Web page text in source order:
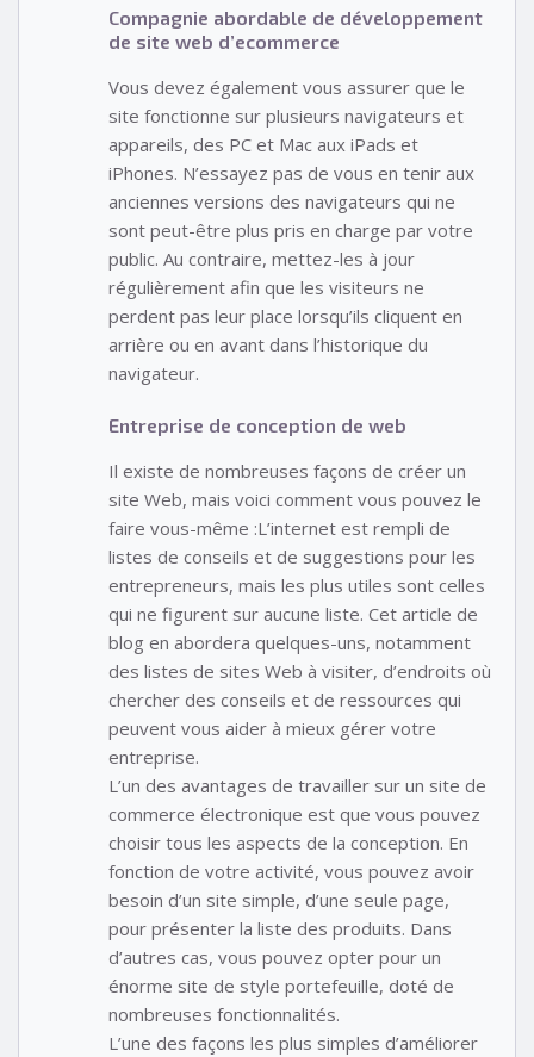
Compagnie abordable de développement
de site web d’ecommerce
Vous devez également vous assurer que le
site fonctionne sur plusieurs navigateurs et
appareils, des PC et Mac aux iPads et
iPhones. N’essayez pas de vous en tenir aux
anciennes versions des navigateurs qui ne
sont peut-être plus pris en charge par votre
public. Au contraire, mettez-les à jour
régulièrement afin que les visiteurs ne
perdent pas leur place lorsqu’ils cliquent en
arrière ou en avant dans l’historique du
navigateur.
Entreprise de conception de web
Il existe de nombreuses façons de créer un
site Web, mais voici comment vous pouvez le
faire vous-même :L’internet est rempli de
listes de conseils et de suggestions pour les
entrepreneurs, mais les plus utiles sont celles
qui ne figurent sur aucune liste. Cet article de
blog en abordera quelques-uns, notamment
des listes de sites Web à visiter, d’endroits où
chercher des conseils et de ressources qui
peuvent vous aider à mieux gérer votre
entreprise.
L’un des avantages de travailler sur un site de
commerce électronique est que vous pouvez
choisir tous les aspects de la conception. En
fonction de votre activité, vous pouvez avoir
besoin d’un site simple, d’une seule page,
pour présenter la liste des produits. Dans
d’autres cas, vous pouvez opter pour un
énorme site de style portefeuille, doté de
nombreuses fonctionnalités.
L’une des façons les plus simples d’améliorer